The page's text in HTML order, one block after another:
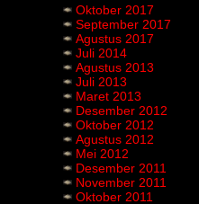
Oktober 2017
September 2017
Agustus 2017
Juli 2014
Agustus 2013
Juli 2013
Maret 2013
Desember 2012
Oktober 2012
Agustus 2012
Mei 2012
Desember 2011
November 2011
Oktober 2011